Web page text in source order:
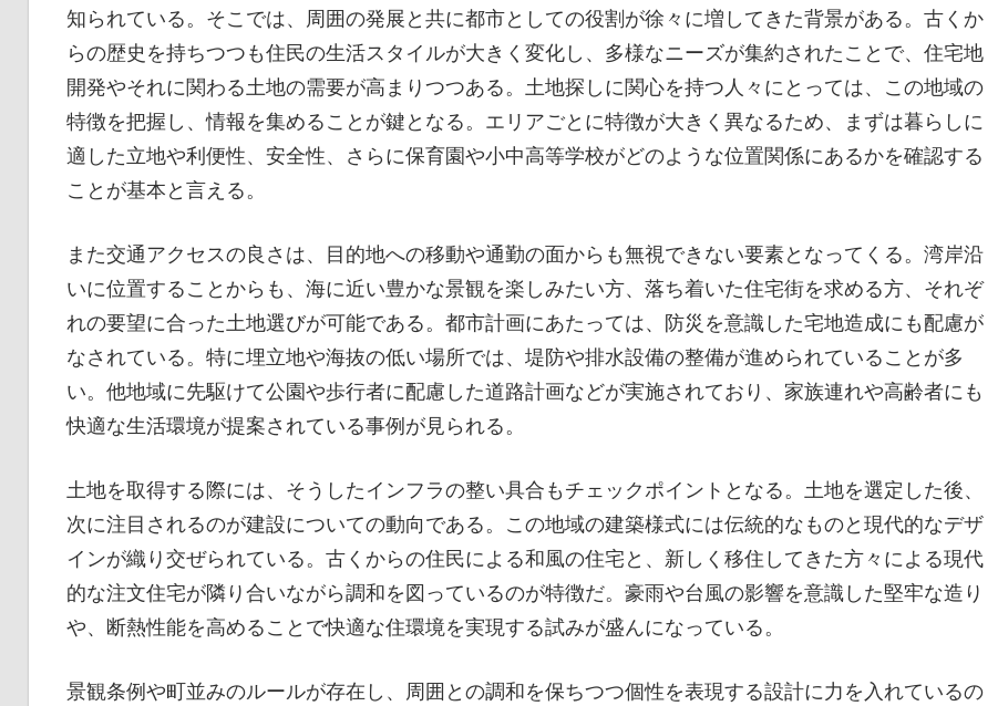
知られている。 そこでは、周囲の発展と共に都市としての役割が徐々に増してきた背景がある。古くか
らの歴史を持ちつつも住民の生活スタイルが大きく変化し、多様なニーズが集約されたことで、住宅地
開発やそれに関わる土地の需要が高まりつつある。土地探しに関心を持つ人々にとっては、この地域の
特徴を把握し、情報を集めることが鍵となる。エリアごとに特徴が大きく異なるため、まずは暮らしに
適した立地や利便性、安全性、さらに保育園や小中高等学校がどのような位置関係にあるかを確認する
ことが基本と言える。
また交通アクセスの良さは、目的地への移動や通勤の面からも無視できない要素となってくる。湾岸沿
いに位置することからも、海に近い豊かな景観を楽しみたい方、落ち着いた住宅街を求める方、それぞ
れの要望に合った土地選びが可能である。都市計画にあたっては、防災を意識した宅地造成にも配慮が
なされている。特に埋立地や海抜の低い場所では、堤防や排水設備の整備が進められていることが多
い。他地域に先駆けて公園や歩行者に配慮した道路計画などが実施されており、家族連れや高齢者にも
快適な生活環境が提案されている事例が見られる。
土地を取得する際には、そうしたインフラの整い具合もチェックポイントとなる。土地を選定した後、
次に注目されるのが建設についての動向である。この地域の建築様式には伝統的なものと現代的なデザ
インが織り交ぜられている。古くからの住民による和風の住宅と、新しく移住してきた方々による現代
的な注文住宅が隣り合いながら調和を図っているのが特徴だ。豪雨や台風の影響を意識した堅牢な造り
や、断熱性能を高めることで快適な住環境を実現する試みが盛んになっている。
景観条例や町並みのルールが存在し、周囲との調和を保ちつつ個性を表現する設計に力を入れているの